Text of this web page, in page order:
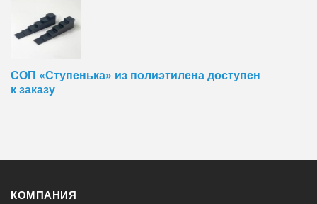
СОП «Ступенька» из полиэтилена доступен
к заказу
КОМПАНИЯ